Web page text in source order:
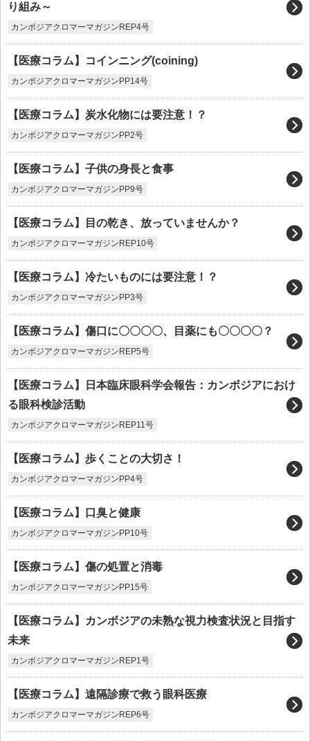
り組み～
カンボジアクロマーマガジンREP4号
【医療コラム】コインニング(coining)
カンボジアクロマーマガジンPP14号
【医療コラム】炭水化物には要注意！？
カンボジアクロマーマガジンPP2号
【医療コラム】子供の身長と食事
カンボジアクロマーマガジンPP9号
【医療コラム】目の乾き、放っていませんか？
カンボジアクロマーマガジンREP10号
【医療コラム】冷たいものには要注意！？
カンボジアクロマーマガジンPP3号
【医療コラム】傷口に〇〇〇〇、目薬にも〇〇〇〇？
カンボジアクロマーマガジンREP5号
【医療コラム】日本臨床眼科学会報告：カンボジアにおけ
る眼科検診活動
カンボジアクロマーマガジンREP11号
【医療コラム】歩くことの大切さ！
カンボジアクロマーマガジンPP4号
【医療コラム】口臭と健康
カンボジアクロマーマガジンPP10号
【医療コラム】傷の処置と消毒
カンボジアクロマーマガジンPP15号
【医療コラム】カンボジアの未熟な視力検査状況と目指す
未来
カンボジアクロマーマガジンREP1号
【医療コラム】遠隔診療で救う眼科医療
カンボジアクロマーマガジンREP6号